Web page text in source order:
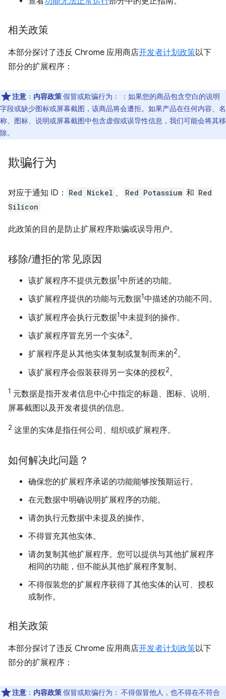
相关政策
本部分探讨了违反 Chrome 应用商店开发者计划政策以下
部分的扩展程序：
注意 ： 内容政策假冒或欺骗行为： ：如果您的商品包含空白的说明
字段或缺少图标或屏幕截图，该商品将会遭拒。如果产品在任何内容、名
称、图标、说明或屏幕截图中包含虚假或误导性信息，我们可能会将其移
除。
欺骗行为
对应于通知 ID： Red Nickel 、 Red Potassium 和 Red
Silicon
此政策的目的是防止扩展程序欺骗或误导用户。
移除/遭拒的常见原因
该扩展程序不提供元数据1中所述的功能。
该扩展程序提供的功能与元数据1中描述的功能不同。
该扩展程序会执行元数据1中未提到的操作。
该扩展程序冒充另一个实体2。
扩展程序是从其他实体复制或复制而来的2。
该扩展程序会假装获得另一实体的授权2。
1 元数据是指开发者信息中心中指定的标题、图标、说明、
屏幕截图以及开发者提供的信息。
2 这里的实体是指任何公司、组织或扩展程序。
如何解决此问题？
确保您的扩展程序承诺的功能能够按预期运行。
在元数据中明确说明扩展程序的功能。
请勿执行元数据中未提及的操作。
不得冒充其他实体。
请勿复制其他扩展程序。您可以提供与其他扩展程序
相同的功能，但不能从其他扩展程序复制。
不得假装您的扩展程序获得了其他实体的认可、授权
或制作。
相关政策
本部分探讨了违反 Chrome 应用商店开发者计划政策以下
部分的扩展程序：
注意 ： 内容政策假冒或欺骗行为： 不得假冒他人，也不得在不符合